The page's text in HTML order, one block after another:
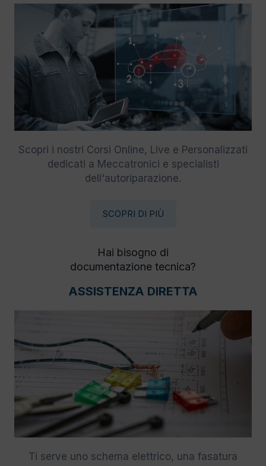
Scopri i nostri Corsi Online, Live e Personalizzati
dedicati a Meccatronici e specialisti
dell'autoriparazione.
SCOPRI DI PIÙ
Hai bisogno di
documentazione tecnica?
ASSISTENZA DIRETTA
Ti serve uno schema elettrico, una fasatura